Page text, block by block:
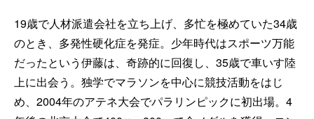
19歳で人材派遣会社を立ち上げ、多忙を極めていた34歳
のとき、多発性硬化症を発症。少年時代はスポーツ万能
だったという伊藤は、奇跡的に回復し、35歳で車いす陸
上に出会う。独学でマラソンを中心に競技活動をはじ
め、2004年のアテネ大会でパラリンピックに初出場。4